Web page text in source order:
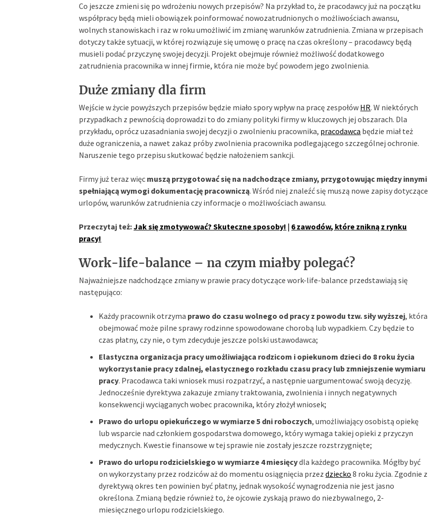
Co jeszcze zmieni się po wdrożeniu nowych przepisów? Na przykład to, że pracodawcy już na początku
współpracy będą mieli obowiązek poinformować nowozatrudnionych o możliwościach awansu,
wolnych stanowiskach i raz w roku umożliwić im zmianę warunków zatrudnienia. Zmiana w przepisach
dotyczy także sytuacji, w której rozwiązuje się umowę o pracę na czas określony – pracodawcy będą
musieli podać przyczynę swojej decyzji. Projekt obejmuje również możliwość dodatkowego
zatrudnienia pracownika w innej firmie, która nie może być powodem jego zwolnienia.
Duże zmiany dla firm
Wejście w życie powyższych przepisów będzie miało spory wpływ na pracę zespołów HR. W niektórych
przypadkach z pewnością doprowadzi to do zmiany polityki firmy w kluczowych jej obszarach. Dla
przykładu, oprócz uzasadniania swojej decyzji o zwolnieniu pracownika, pracodawca będzie miał też
duże ograniczenia, a nawet zakaz próby zwolnienia pracownika podlegającego szczególnej ochronie.
Naruszenie tego przepisu skutkować będzie nałożeniem sankcji.
Firmy już teraz więc muszą przygotować się na nadchodzące zmiany, przygotowując między innymi
spełniającą wymogi dokumentację pracowniczą. Wśród niej znaleźć się muszą nowe zapisy dotyczące
urlopów, warunków zatrudnienia czy informacje o możliwościach awansu.
Przeczytaj też:Jak się zmotywować? Skuteczne sposoby! | 6 zawodów, które znikną z rynku
pracy!
Work-life-balance – na czym miałby polegać?
Najważniejsze nadchodzące zmiany w prawie pracy dotyczące work-life-balance przedstawiają się
następująco:
Każdy pracownik otrzyma prawo do czasu wolnego od pracy z powodu tzw. siły wyższej, która
obejmować może pilne sprawy rodzinne spowodowane chorobą lub wypadkiem. Czy będzie to
czas płatny, czy nie, o tym zdecyduje jeszcze polski ustawodawca;
Elastyczna organizacja pracy umożliwiająca rodzicom i opiekunom dzieci do 8 roku życia
wykorzystanie pracy zdalnej, elastycznego rozkładu czasu pracy lub zmniejszenie wymiaru
pracy. Pracodawca taki wniosek musi rozpatrzyć, a następnie uargumentować swoją decyzję.
Jednocześnie dyrektywa zakazuje zmiany traktowania, zwolnienia i innych negatywnych
konsekwencji wyciąganych wobec pracownika, który złożył wniosek;
Prawo do urlopu opiekuńczego w wymiarze 5 dni roboczych, umożliwiający osobistą opiekę
lub wsparcie nad członkiem gospodarstwa domowego, który wymaga takiej opieki z przyczyn
medycznych. Kwestie finansowe w tej sprawie nie zostały jeszcze rozstrzygnięte;
Prawo do urlopu rodzicielskiego w wymiarze 4 miesięcydla każdego pracownika. Mógłby być
on wykorzystany przez rodziców aż do momentu osiągnięcia przezdziecko 8 roku życia. Zgodnie z
dyrektywą okres ten powinien być płatny, jednak wysokość wynagrodzenia nie jest jasno
określona. Zmianą będzie również to, że ojcowie zyskają prawo do niezbywalnego, 2-
miesięcznego urlopu rodzicielskiego.